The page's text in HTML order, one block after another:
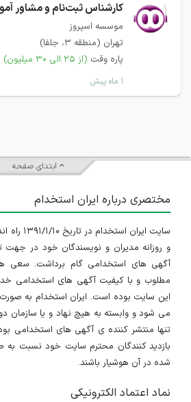
کارشناس ثبت‌نام و مشاور
موسسه اسپروز
تهران (منطقه ۳، جلفا)
پاره وقت (از ۲۵ الی ۳۰ میلیون)
۱ ماه پیش
ابتدای صفحه
مختصری درباره ایران استخدام
سایت
و روزانه مدیران و نویسندگان خود در
آگهی های استخدامی گام برداشت. سعی
مطلوب و با کیفیت آگهی های استخدامی
این سایت بوده است. ایران استخدام به
می شود و وابسته به هیچ نهاد و یا سازمان
تنها منتشر کننده ی آگهی های استخدامی
بازدید کنندگان محترم سایت خود نسبت
شده در آن هوشیار باشند.
نماد اعتماد الکترونیکی